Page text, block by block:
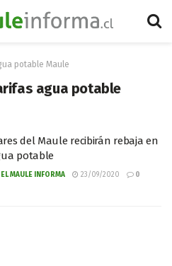
potable Maule
agua potable
del Maule recibirán rebaja en
potable
MAULE INFORMA 23/09/2020 0